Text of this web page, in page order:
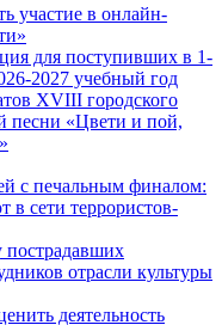
участие в онлайн-
для поступивших в 1-
2027 учебный год
XVIII городского
песни «Цвети и пой,
с печальным финалом:
в сети террористов-
отрасли культуры
деятельность